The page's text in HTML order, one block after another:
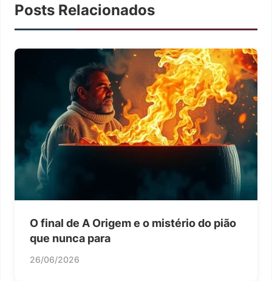
Posts Relacionados
O final de A Origem e o mistério do pião
que nunca para
26/06/2026